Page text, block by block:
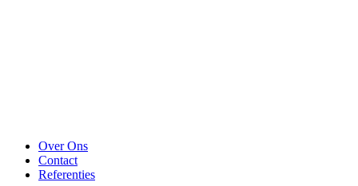
Over Ons
Contact
Referenties